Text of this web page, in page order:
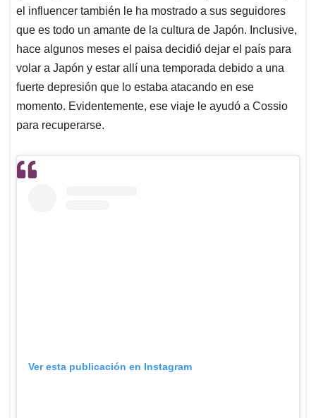
p
k
n
el influencer también le ha mostrado a sus seguidores
que es todo un amante de la cultura de Japón. Inclusive,
hace algunos meses el paisa decidió dejar el país para
volar a Japón y estar allí una temporada debido a una
fuerte depresión que lo estaba atacando en ese
momento. Evidentemente, ese viaje le ayudó a Cossio
para recuperarse.
Ver esta publicación en Instagram